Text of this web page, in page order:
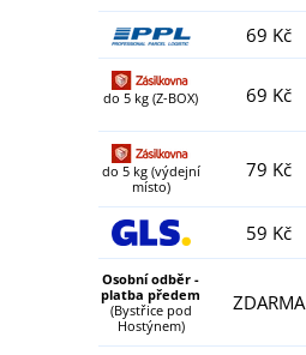
69 Kč
do 5 kg (Z-BOX) 69 Kč
do 5 kg (výdejní
místo)
79 Kč
59 Kč
Osobní odběr -
platba předem
(Bystřice pod
Hostýnem)
ZDARMA